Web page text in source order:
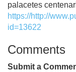
palacetes
https://http://
id=13622
Comments
Submit a